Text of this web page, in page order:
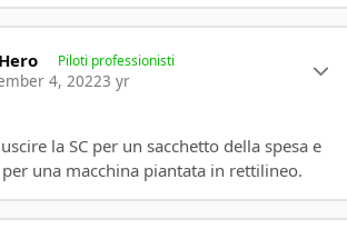
Piloti professionisti
4, 20223 yr
la SC per un sacchetto della spesa e
una macchina piantata in rettilineo.